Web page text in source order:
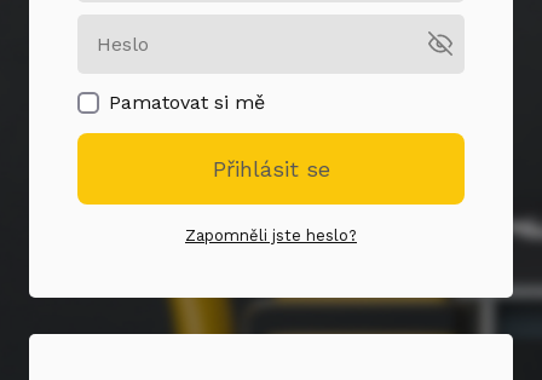
Pamatovat si mě
Přihlásit se
Zapomněli jste heslo?